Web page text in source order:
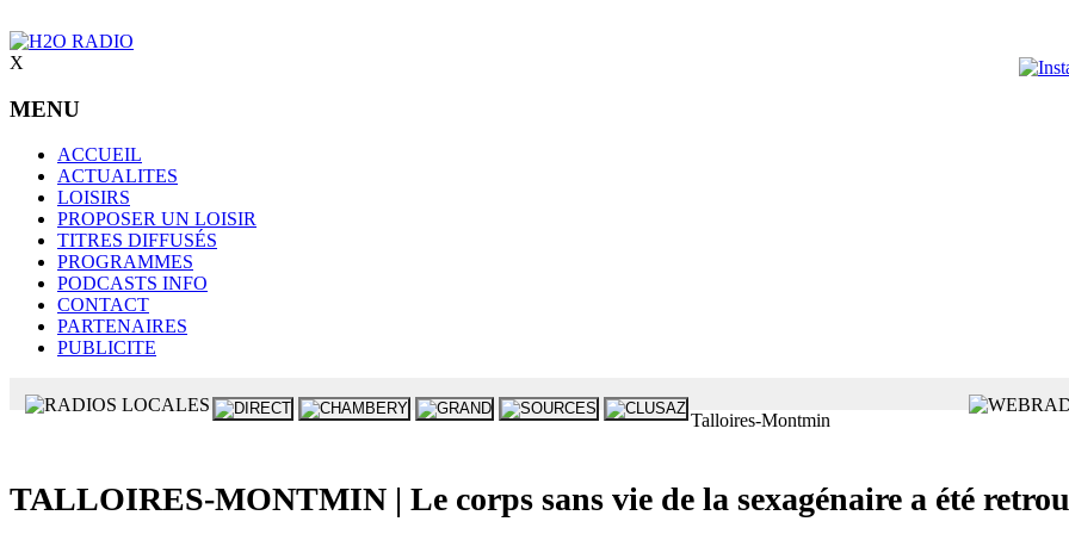
X
MENU
ACCUEIL
ACTUALITES
LOISIRS
PROPOSER UN LOISIR
TITRES DIFFUSÉS
PROGRAMMES
PODCASTS INFO
CONTACT
PARTENAIRES
PUBLICITE
Talloires-Montmin
TALLOIRES-MONTMIN | Le corps sans vie de la sexagénaire a été